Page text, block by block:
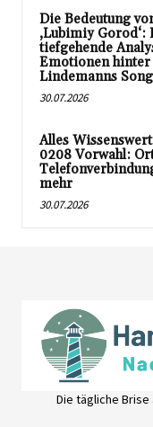
Die Bedeutung
‚Lubimiy Gorod‘:
tiefgehende
Emotionen
Lindemanns Song
30.07.2026
Alles
0208 Vorwahl:
mehr
30.07.2026
Die tägliche